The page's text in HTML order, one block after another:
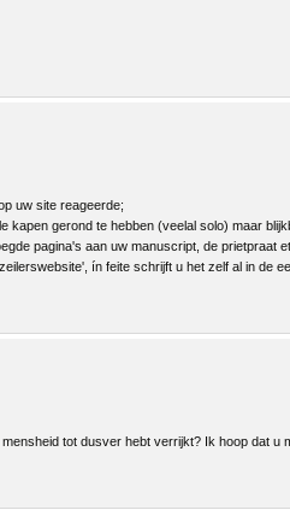
uw site reageerde;
kapen gerond te hebben (veelal solo) maar
pagina's aan uw manuscript, de prietpraat
ín feite schrijft u het zelf al in de
tot dusver hebt verrijkt? Ik hoop dat u